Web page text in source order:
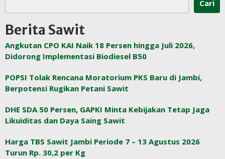
Cari
Berita Sawit
Angkutan CPO KAI Naik 18 Persen hingga Juli 2026,
Didorong Implementasi Biodiesel B50
POPSI Tolak Rencana Moratorium PKS Baru di Jambi,
Berpotensi Rugikan Petani Sawit
DHE SDA 50 Persen, GAPKI Minta Kebijakan Tetap Jaga
Likuiditas dan Daya Saing Sawit
Harga TBS Sawit Jambi Periode 7 – 13 Agustus 2026
Turun Rp. 30,2 per Kg